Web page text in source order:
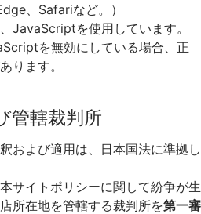
、Safariなど。）
JavaScriptを使用しています。
を無効にしている場合、正
ります。
管轄裁判所
および適用は、日本国法に準拠し
サイトポリシーに関して紛争が生
所在地を管轄する裁判所を第一審